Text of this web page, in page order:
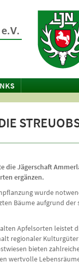
die Jägerschaft
ergänzen.
wurde
Bäume aufgrund der
Apfelsorten leistet
regionaler
bieten
wertvolle